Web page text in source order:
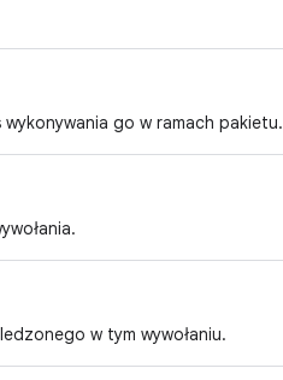
go w ramach pakietu.
w tym wywołaniu.